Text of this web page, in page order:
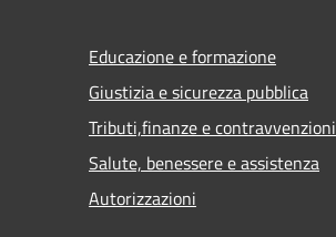
Educazione e formazione
Giustizia e sicurezza pubblica
Tributi,finanze e contravvenzioni
Salute, benessere e assistenza
Autorizzazioni